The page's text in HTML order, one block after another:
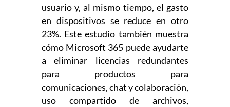
usuario y, al mismo tiempo, el gasto
en dispositivos se reduce en otro
23%. Este estudio también muestra
cómo Microsoft 365 puede ayudarte
a eliminar licencias redundantes
para productos para
comunicaciones, chat y colaboración,
uso compartido de archivos,